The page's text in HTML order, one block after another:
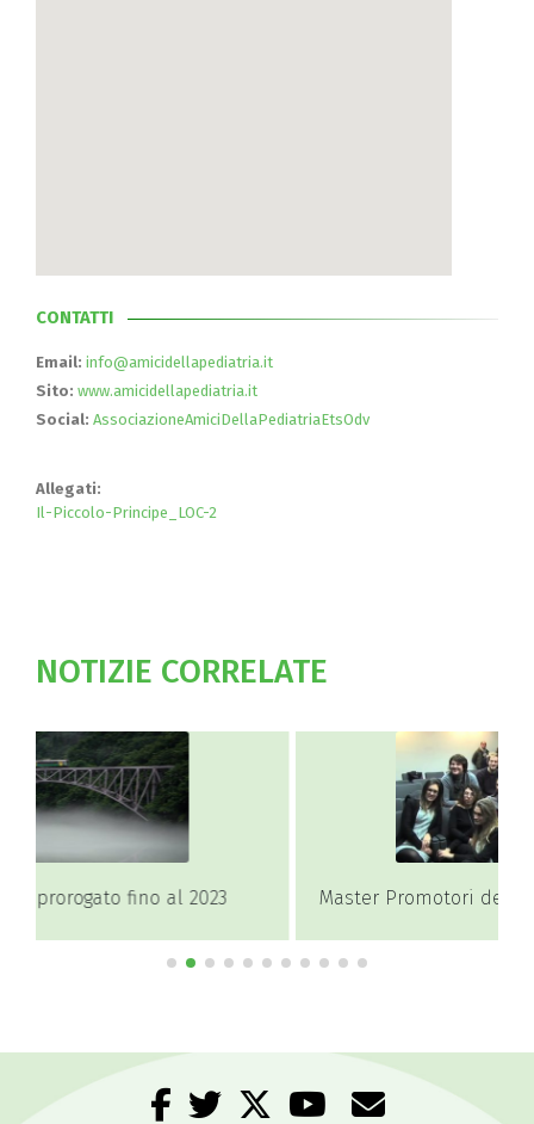
CONTATTI
Email: info@amicidellapediatria.it
Sito: www.amicidellapediatria.it
Social: AssociazioneAmiciDellaPediatriaEtsOdv
Allegati:
Il-Piccolo-Principe_LOC-2
NOTIZIE CORRELATE
Master Promotori del dono